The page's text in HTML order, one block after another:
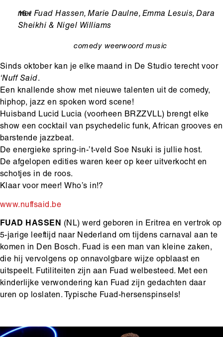
Leeftijd
16+
Ondertitel
met Fuad Hassen, Marie Daulne, Emma Lesuis, Dara
Sheikhi & Nigel Williams
comedy weerwoord music
Sinds oktober kan je elke maand in De Studio terecht voor
‘Nuff Said.
Een knallende show met nieuwe talenten uit de comedy,
hiphop, jazz en spoken word scene!
Huisband Lucid Lucia (voorheen BRZZVLL) brengt elke
show een cocktail van psychedelic funk, African grooves en
barstende jazzbeat.
De energieke spring-in-’t-veld Soe Nsuki is jullie host.
De afgelopen edities waren keer op keer uitverkocht en
schotjes in de roos.
Klaar voor meer! Who’s in!?
www.nuffsaid.be
Hoofdinhoud
FUAD HASSEN (NL) werd geboren in Eritrea en vertrok op
5-jarige leeftijd naar Nederland om tijdens carnaval aan te
komen in Den Bosch. Fuad is een man van kleine zaken,
die hij vervolgens op onnavolgbare wijze opblaast en
uitspeelt. Futiliteiten zijn aan Fuad welbesteed. Met een
kinderlijke verwondering kan Fuad zijn gedachten daar
uren op loslaten. Typische Fuad-hersenspinsels!
Media
Afbeelding